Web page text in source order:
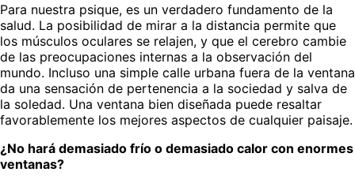
Para nuestra psique, es un verdadero fundamento de la
salud. La posibilidad de mirar a la distancia permite que
los músculos oculares se relajen, y que el cerebro cambie
de las preocupaciones internas a la observación del
mundo. Incluso una simple calle urbana fuera de la ventana
da una sensación de pertenencia a la sociedad y salva de
la soledad. Una ventana bien diseñada puede resaltar
favorablemente los mejores aspectos de cualquier paisaje.
¿No hará demasiado frío o demasiado calor con enormes
ventanas?